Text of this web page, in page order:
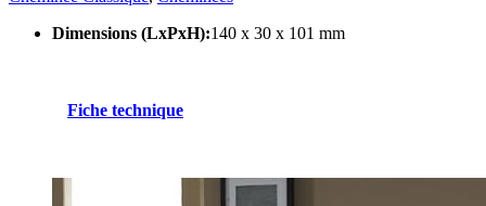
Dimensions (LxPxH):140 x 30 x 101 mm
Fiche technique